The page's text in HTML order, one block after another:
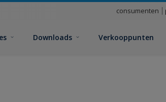
consumenten
Downloads Verkooppunten